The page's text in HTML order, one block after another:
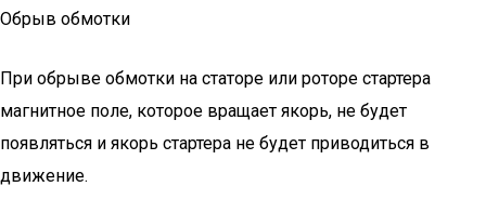
Обрыв обмотки
При обрыве обмотки на статоре или роторе стартера
магнитное поле, которое вращает якорь, не будет
появляться и якорь стартера не будет приводиться в
движение.